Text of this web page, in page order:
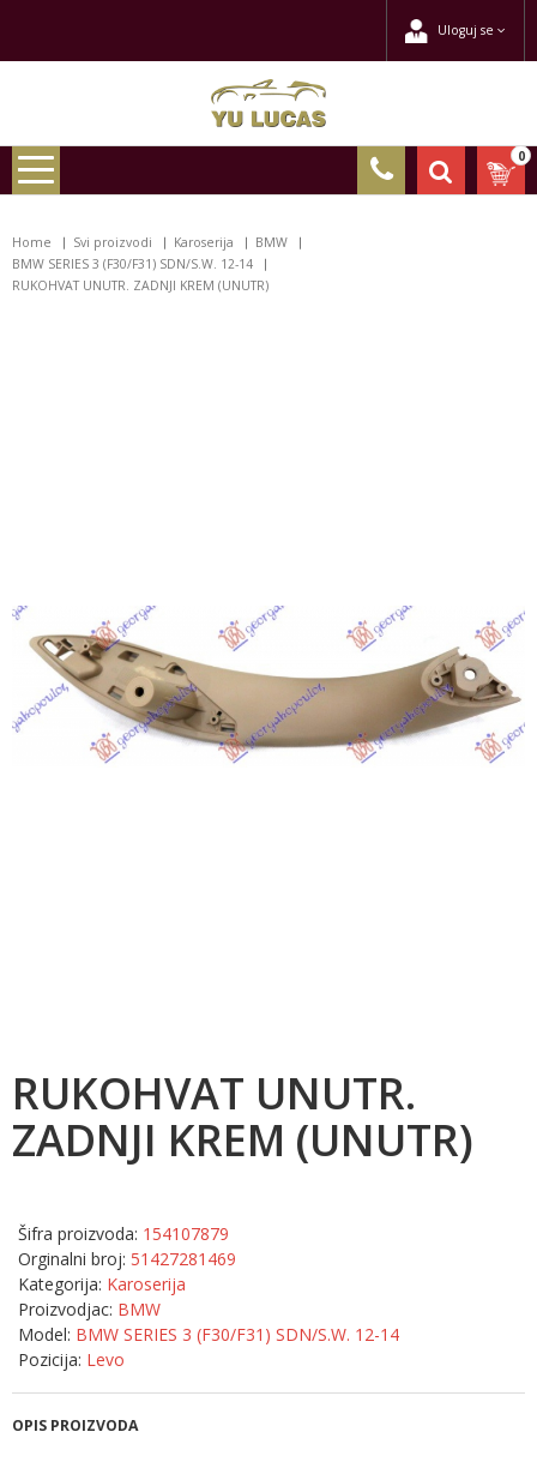
Uloguj se
0
Home Svi proizvodi Karoserija
BMW
BMW SERIES 3 (F30/F31) SDN/S.W. 12-14
RUKOHVAT UNUTR. ZADNJI KREM (UNUTR)
RUKOHVAT UNUTR.
ZADNJI KREM (UNUTR)
Šifra proizvoda: 154107879
Orginalni broj: 51427281469
Kategorija: Karoserija
Proizvodjac: BMW
Model: BMW SERIES 3 (F30/F31) SDN/S.W. 12-14
Pozicija: Levo
OPIS PROIZVODA